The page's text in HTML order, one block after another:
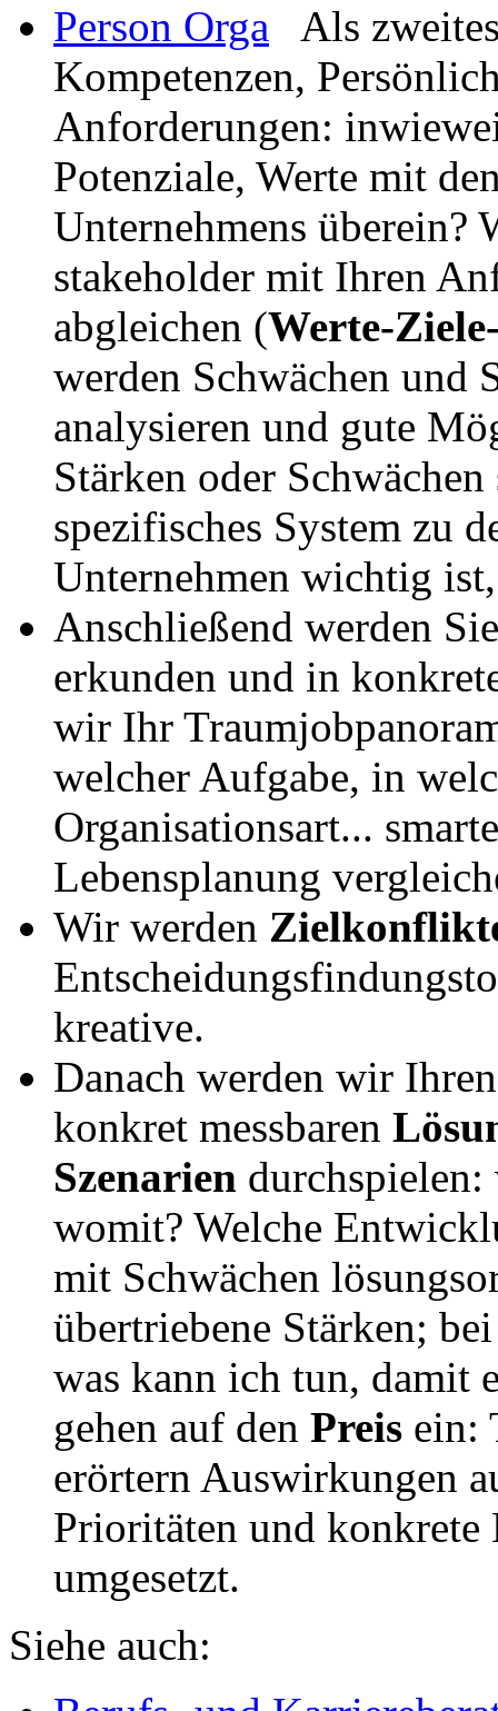
Als
Kompetenzen,
Anforderungen:
Potenziale, Werte mit
Unternehmens überein?
stakeholder mit Ihren
abgleichen (Werte-
werden Schwächen und
analysieren und gute
Stärken oder
spezifisches System zu
Unternehmen wichtig
Anschließend werden
erkunden und in
wir Ihr
welcher Aufgabe, in
Organisationsart...
Lebensplanung
Wir werden
kreative.
Danach werden wir
konkret messbaren
Szenarien
womit? Welche
mit Schwächen
übertriebene Stärken;
was kann ich tun, damit
gehen auf den Preis ein:
erörtern Auswirkungen
Prioritäten und konkrete
umgesetzt.
Siehe auch: